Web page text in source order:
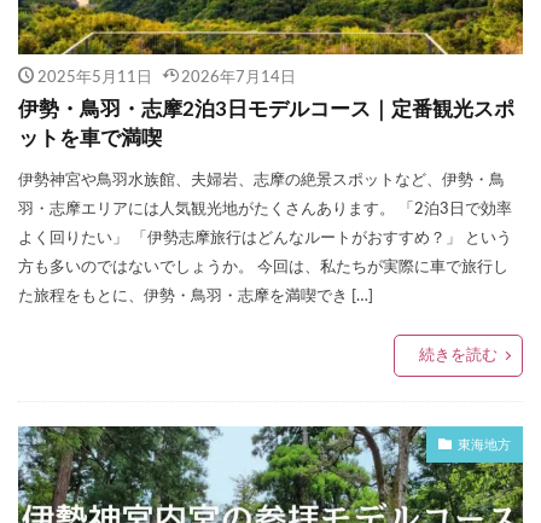
2025年5月11日 2026年7月14日
伊勢・鳥羽・志摩2泊3日モデルコース｜定番観光スポ
ットを車で満喫
伊勢神宮や鳥羽水族館、夫婦岩、志摩の絶景スポットなど、伊勢・鳥
羽・志摩エリアには人気観光地がたくさんあります。 「2泊3日で効率
よく回りたい」 「伊勢志摩旅行はどんなルートがおすすめ？」 という
方も多いのではないでしょうか。 今回は、私たちが実際に車で旅行し
た旅程をもとに、伊勢・鳥羽・志摩を満喫でき […]
続きを読む
東海地方